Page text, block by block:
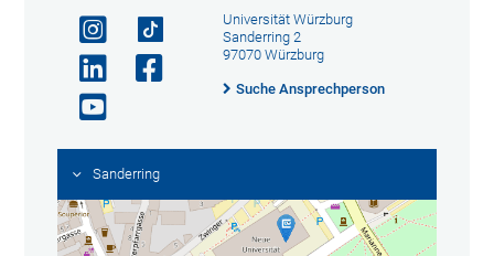
Universität Würzburg
Sanderring 2
97070 Würzburg
Suche Ansprechperson
Sanderring